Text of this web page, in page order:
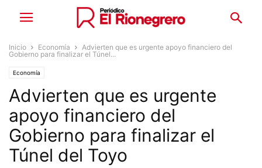
Inicio Economía
Advierten que es urgente apoyo financiero del
Gobierno para finalizar el Túnel...
Economía
Advierten que es urgente
apoyo financiero del
Gobierno para finalizar el
Túnel del Toyo